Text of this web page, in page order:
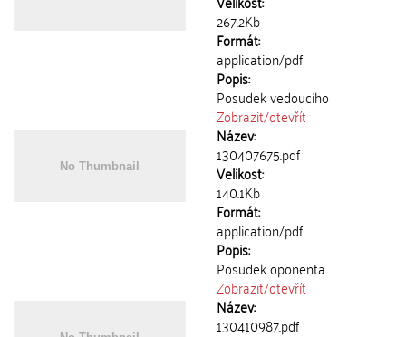
267.2Kb
Formát:
application/pdf
Popis:
Posudek vedoucího
Zobrazit/otevřít
Název:
130407675.pdf
Velikost:
140.1Kb
Formát:
application/pdf
Popis:
Posudek oponenta
Zobrazit/otevřít
Název:
130410987.pdf